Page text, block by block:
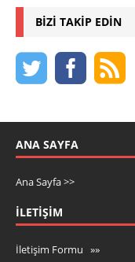
BIZI TAKIP EDIN
ANA SAYFA
Ana Sayfa >>
İLETIŞIM
İletişim Formu »»